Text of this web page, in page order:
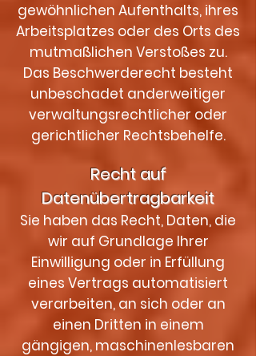
gewöhnlichen Aufenthalts, ihres
Arbeitsplatzes oder des Orts des
mutmaßlichen Verstoßes zu.
Das Beschwerderecht besteht
unbeschadet anderweitiger
verwaltungsrechtlicher oder
gerichtlicher Rechtsbehelfe.
Recht auf
Datenübertragbarkeit
Sie haben das Recht, Daten, die
wir auf Grundlage Ihrer
Einwilligung oder in Erfüllung
eines Vertrags automatisiert
verarbeiten, an sich oder an
einen Dritten in einem
gängigen, maschinenlesbaren